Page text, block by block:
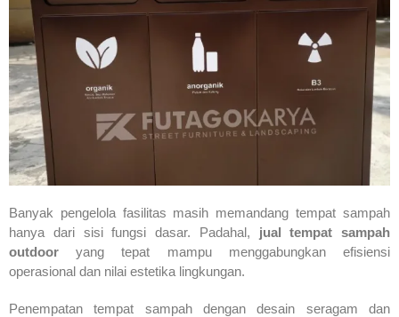
Banyak pengelola fasilitas masih memandang tempat sampah
hanya dari sisi fungsi dasar. Padahal, jual tempat sampah
outdoor yang tepat mampu menggabungkan efisiensi
operasional dan nilai estetika lingkungan.
Penempatan tempat sampah dengan desain seragam dan